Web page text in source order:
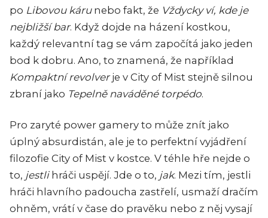
po Libovou káru nebo fakt, že Vždycky ví, kde je
nejbližší bar. Když dojde na házení kostkou,
každý relevantní tag se vám započítá jako jeden
bod k dobru. Ano, to znamená, že například
Kompaktní revolverje v City of Mist stejně silnou
zbraní jako Tepelně naváděné torpédo.
Pro zaryté power gamery to může znít jako
úplný absurdistán, ale je to perfektní vyjádření
filozofie City of Mist v kostce. V téhle hře nejde o
to, jestlihráči uspějí. Jde o to, jak. Mezi tím, jestli
hráči hlavního padoucha zastřelí, usmaží dračím
ohněm, vrátí v čase do pravěku nebo z něj vysají